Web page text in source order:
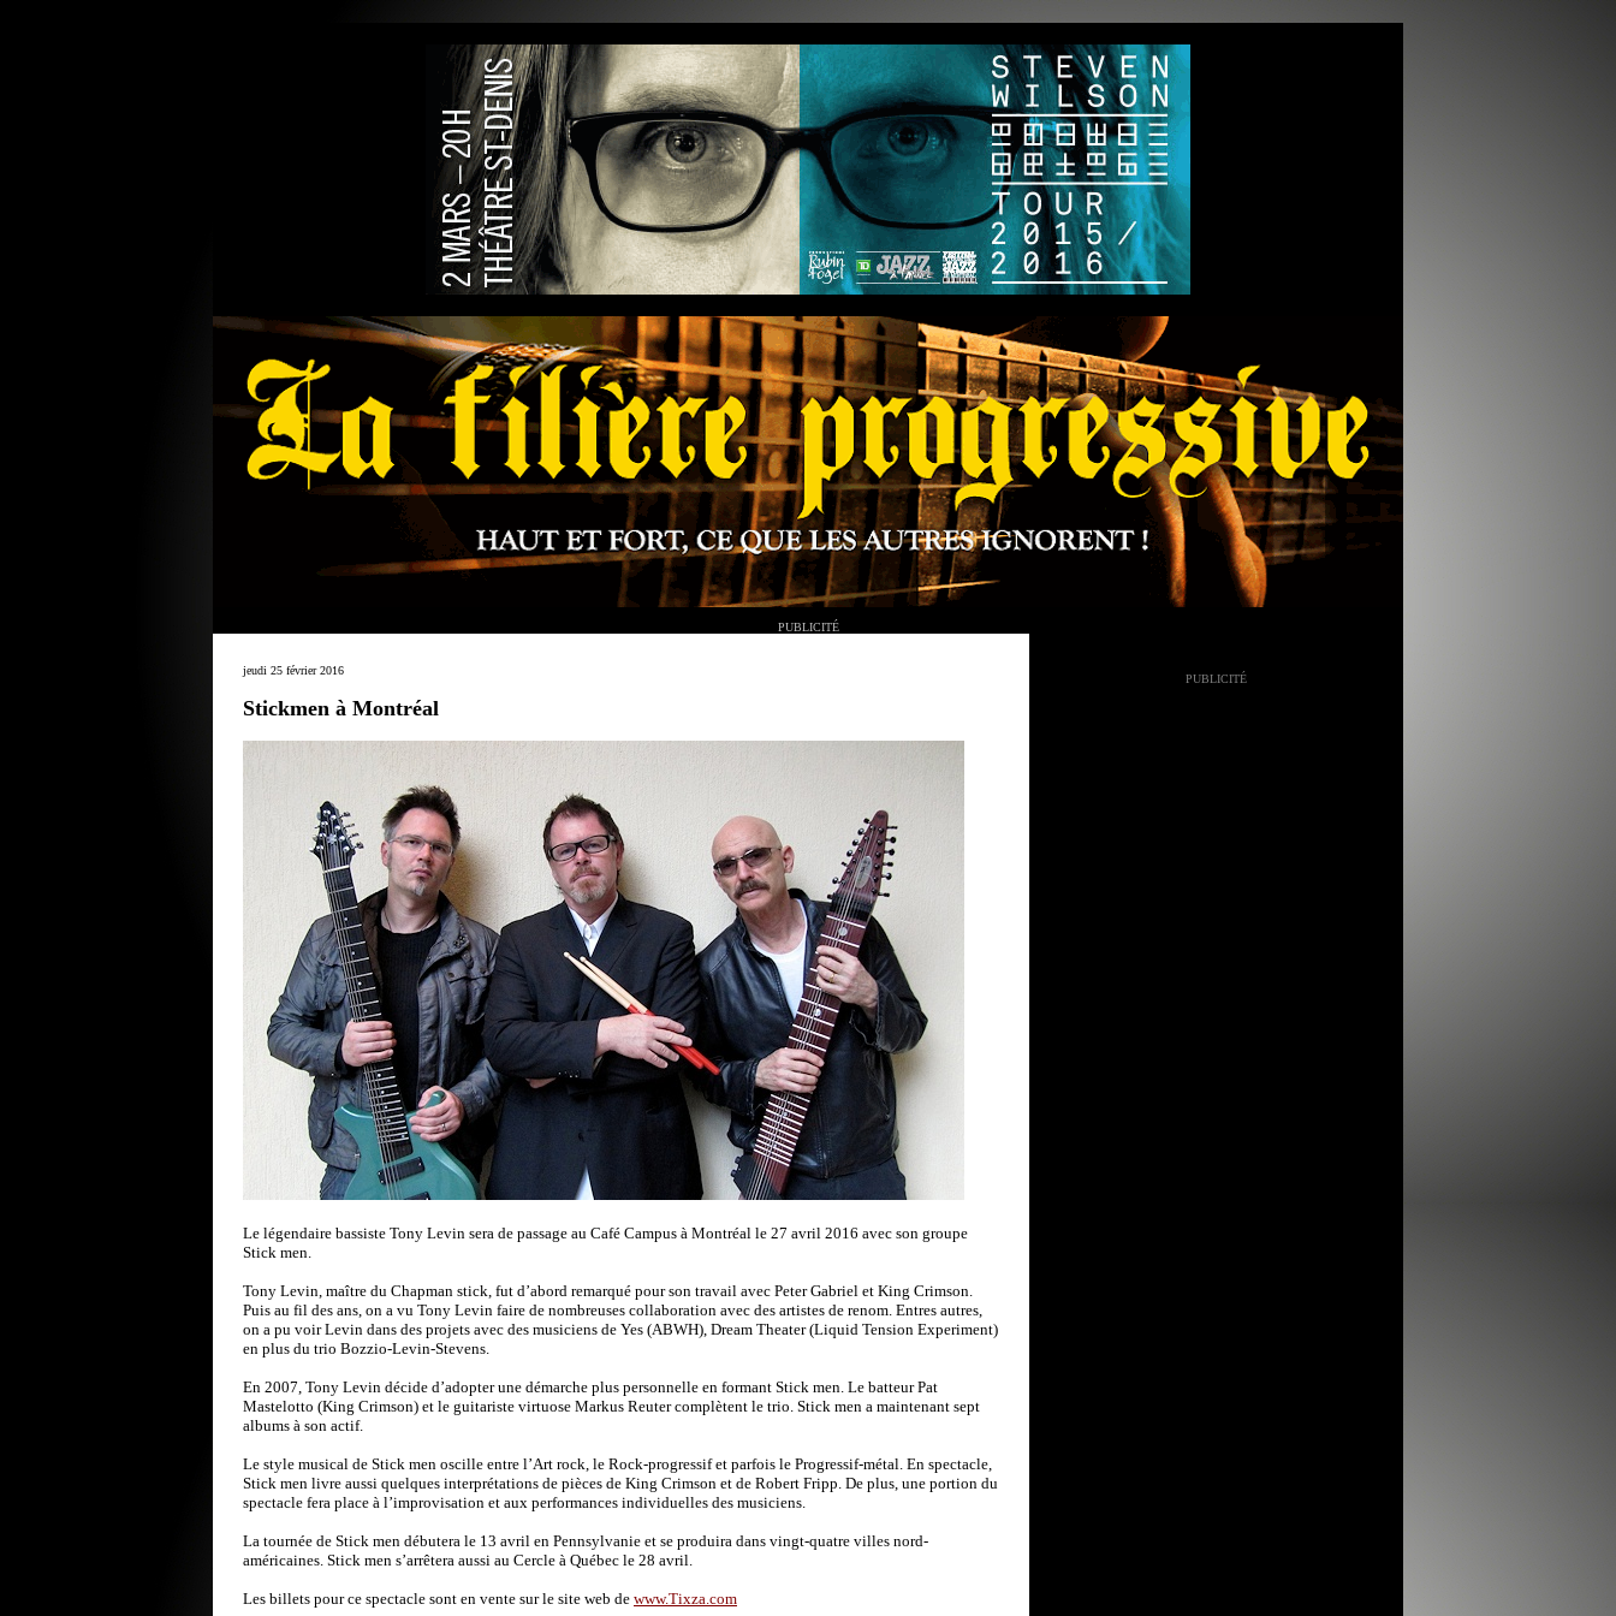
PUBLICITÉ
jeudi 25 février 2016
Stickmen à Montréal
Le légendaire bassiste Tony Levin sera de passage au Café Campus à Montréal le 27 avril 2016 avec son groupe
Stick men.
Tony Levin, maître du Chapman stick, fut d’abord remarqué pour son travail avec Peter Gabriel et King Crimson.
Puis au fil des ans, on a vu Tony Levin faire de nombreuses collaboration avec des artistes de renom. Entres autres,
on a pu voir Levin dans des projets avec des musiciens de Yes (ABWH), Dream Theater (Liquid Tension Experiment)
en plus du trio Bozzio-Levin-Stevens.
En 2007, Tony Levin décide d’adopter une démarche plus personnelle en formant Stick men. Le batteur Pat
Mastelotto (King Crimson) et le guitariste virtuose Markus Reuter complètent le trio. Stick men a maintenant sept
albums à son actif.
Le style musical de Stick men oscille entre l’Art rock, le Rock-progressif et parfois le Progressif-métal. En spectacle,
Stick men livre aussi quelques interprétations de pièces de King Crimson et de Robert Fripp. De plus, une portion du
spectacle fera place à l’improvisation et aux performances individuelles des musiciens.
La tournée de Stick men débutera le 13 avril en Pennsylvanie et se produira dans vingt-quatre villes nord-
américaines. Stick men s’arrêtera aussi au Cercle à Québec le 28 avril.
Les billets pour ce spectacle sont en vente sur le site web de www.Tixza.com
PUBLICITÉ